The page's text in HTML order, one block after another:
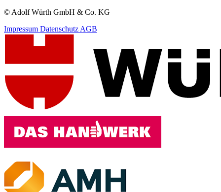
© Adolf Würth GmbH & Co. KG
Impressum Datenschutz AGB